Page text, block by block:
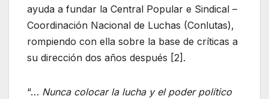
ayuda a fundar la Central Popular e Sindical –
Coordinación Nacional de Luchas (Conlutas),
rompiendo con ella sobre la base de críticas a
su dirección dos años después [2].
“… Nunca colocar la lucha y el poder político